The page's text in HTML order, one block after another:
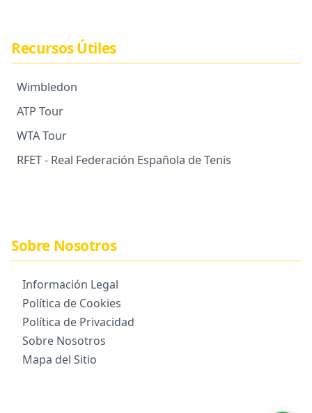
Recursos Útiles
Wimbledon
ATP Tour
WTA Tour
RFET - Real Federación Española de Tenis
Sobre Nosotros
Información Legal
Política de Cookies
Política de Privacidad
Sobre Nosotros
Mapa del Sitio